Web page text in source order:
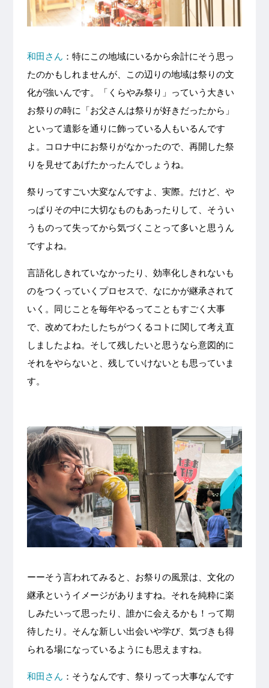
和田さん ：特にこの地域にいるから余計にそう思っ
たのかもしれませんが、この辺りの地域は祭りの文
化が強いんです。「くらやみ祭り」っていう大きい
お祭りの時に「お父さんは祭りが好きだったから」
といって遺影を通りに飾っている人もいるんです
よ。コロナ中にお祭りがなかったので、再開した祭
りを見せてあげたかったんでしょうね。
祭りってすごい大変なんですよ、実際。だけど、や
っぱりその中に大切なものもあったりして、そうい
うものって失ってから気づくことって多いと思うん
ですよね。
言語化しきれていなかったり、効率化しきれないも
のをつくっていくプロセスで、なにかが継承されて
いく。同じことを毎年やるってこともすごく大事
で、改めてわたしたちがつくるコトに関して考え直
しましたよね。そして残したいと思うなら意図的に
それをやらないと、残していけないとも思っていま
す。
ーーそう言われてみると、お祭りの風景は、文化の
継承というイメージがありますね。それを純粋に楽
しみたいって思ったり、誰かに会えるかも！って期
待したり。そんな新しい出会いや学び、気づきも得
られる場になっているようにも思えますね。
和田さん ：そうなんです、祭りってっ大事なんです